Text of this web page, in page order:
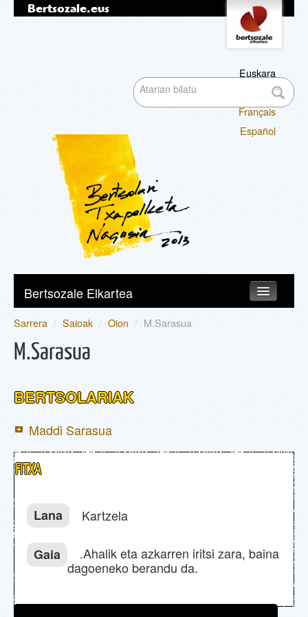
Bertsozale.eus
Tresna
pertsonalak
Euskara
English
Français
Español
Bilatu atarian
aurreratua…
Bertsozale Elkartea
INFORMAZIOA
SAILKAPENA
BERTSOA.COM
Sarrera / Saioak / Oion / M.Sarasua
M.Sarasua
BERTSOLARIAK
Maddi Sarasua
FITXA
Lana Kartzela
Gaia
.Ahalik eta azkarren iritsi zara, baina
dagoeneko berandu da.